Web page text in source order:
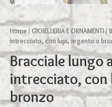
Home / GIOIELLERIA E ORNAMENTI/
intrecciato, con lupi, argento o
Bracciale lungo
intrecciato, con
bronzo